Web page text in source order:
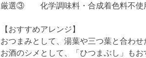
厳選③ 化学調味料・合成着色料不使
【おすすめアレンジ】
おつまみとして、湯葉や三つ葉と合わ
お酒のシメとして、「ひつまぶし」もお